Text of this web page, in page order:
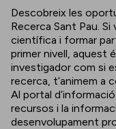
Descobreix les
Recerca Sant Pau.
científica i formar
primer nivell, aquest
investigador com si
recerca, t’animem a
Al portal
recursos i la
desenvolupament